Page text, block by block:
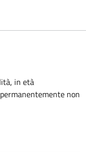
in età
non